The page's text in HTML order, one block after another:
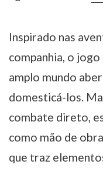
Inspirado nas
companhia, o
amplo mundo
domesticá-los.
combate direto,
como mão de
que traz